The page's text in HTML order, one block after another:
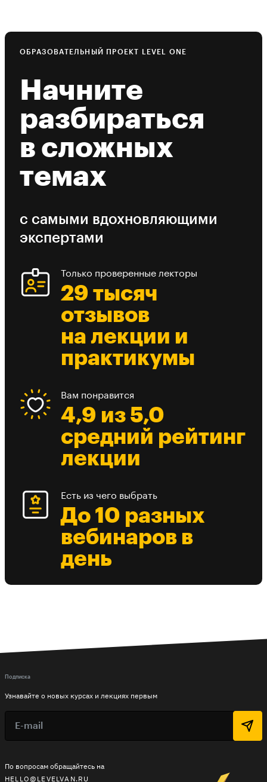
ОБРАЗОВАТЕЛЬНЫЙ ПРОЕКТ LEVEL ONE
Начните
разбираться
в сложных
темах
с самыми вдохновляющими
экспертами
Только проверенные лекторы
29 тысяч
отзывов
на лекции и
практикумы
Вам понравится
4,9 из 5,0
средний рейтинг
лекции
Есть из чего выбрать
До 10 разных
вебинаров в
день
По вопросам обращайтесь на
HELLO@LEVELVAN.RU
Подписка
Узнавайте о новых курсах и лекциях первым